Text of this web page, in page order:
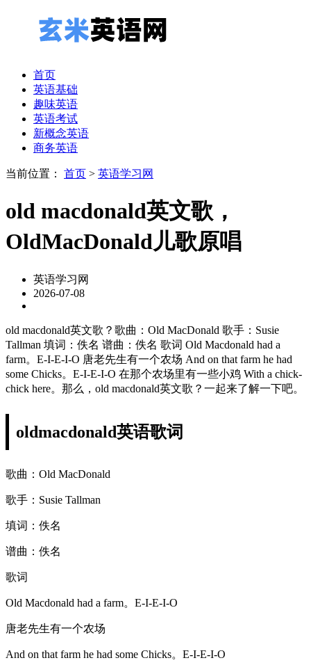
首页
英语基础
趣味英语
英语考试
新概念英语
商务英语
当前位置： 首页 > 英语学习网
old macdonald英文歌，
OldMacDonald儿歌原唱
英语学习网
2026-07-08
old macdonald英文歌？歌曲：Old MacDonald 歌手：Susie
Tallman 填词：佚名 谱曲：佚名 歌词 Old Macdonald had a
farm。E-I-E-I-O 唐老先生有一个农场 And on that farm he had
some Chicks。E-I-E-I-O 在那个农场里有一些小鸡 With a chick-
chick here。那么，old macdonald英文歌？一起来了解一下吧。
oldmacdonald英语歌词
歌曲：Old MacDonald
歌手：Susie Tallman
填词：佚名
谱曲：佚名
歌词
Old Macdonald had a farm。E-I-E-I-O
唐老先生有一个农场
And on that farm he had some Chicks。E-I-E-I-O